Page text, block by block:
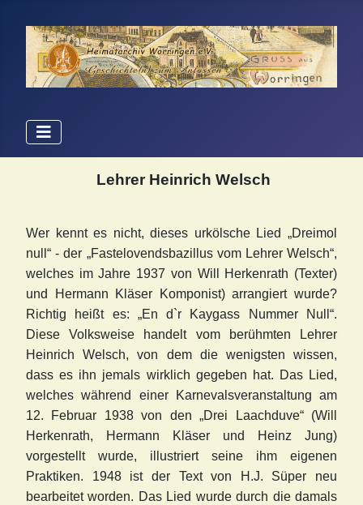
Lehrer Heinrich Welsch
Wer kennt es nicht, dieses urkölsche Lied „Dreimol
null“ - der „Fastelovendsbazillus vom Lehrer Welsch“,
welches im Jahre 1937 von Will Herkenrath (Texter)
und Hermann Kläser Komponist) arrangiert wurde?
Richtig heißt es: „En d`r Kaygass Nummer Null“.
Diese Volksweise handelt vom berühmten Lehrer
Heinrich Welsch, von dem die wenigsten wissen,
dass es ihn jemals wirklich gegeben hat. Das Lied,
welches während einer Karnevalsveranstaltung am
12. Februar 1938 von den „Drei Laachduve“ (Will
Herkenrath, Hermann Kläser und Heinz Jung)
vorgestellt wurde, illustriert seine ihm eigenen
Praktiken. 1948 ist der Text von H.J. Süper neu
bearbeitet worden. Das Lied wurde durch die damals